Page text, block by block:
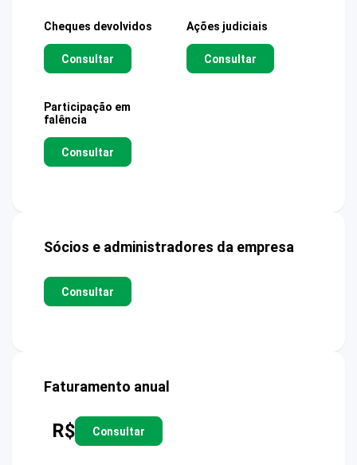
Cheques devolvidos
Consultar
Ações judiciais
Consultar
Participação em
falência
Consultar
Sócios e administradores da empresa
Consultar
Faturamento anual
R$ Consultar